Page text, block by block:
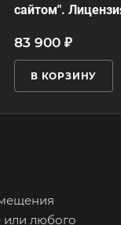
сайтом".
83 900 ₽
В КОРЗИНУ
или любого